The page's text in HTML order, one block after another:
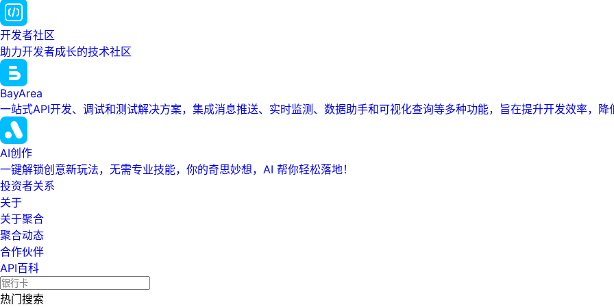
开发者社区
助力开发者成长的技术社区
BayArea
一站式API开发、调试和测试解决方案，集成消息推送、实时监测、数据助手和可视化查询等多种功能，旨在提升开发效率，降
AI创作
一键解锁创意新玩法，无需专业技能，你的奇思妙想，AI 帮你轻松落地！
投资者关系
关于
关于聚合
聚合动态
合作伙伴
API百科
热门搜索